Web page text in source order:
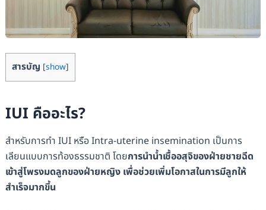
สารบัญ [show]
IUI คืออะไร?
สำหรับการทำ IUI หรือ Intra-uterine insemination เป็นการ
เลียนแบบการท้องธรรมชาติ โดยการนำน้ำเชื้ออสุจิของฝ่ายชายฉีด
เข้าสู่โพรงมดลูกของฝ่ายหญิง เพื่อช่วยเพิ่มโอกาสในการมีลูกให้
สำเร็จมากขึ้น